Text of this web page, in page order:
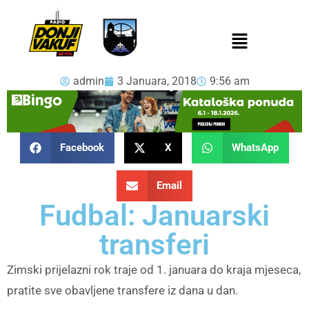
admin 3 Januara, 2018 9:56 am
Facebook X WhatsApp
Email
Fudbal: Januarski
transferi
Zimski prijelazni rok traje od 1. januara do kraja mjeseca,
pratite sve obavljene transfere iz dana u dan.